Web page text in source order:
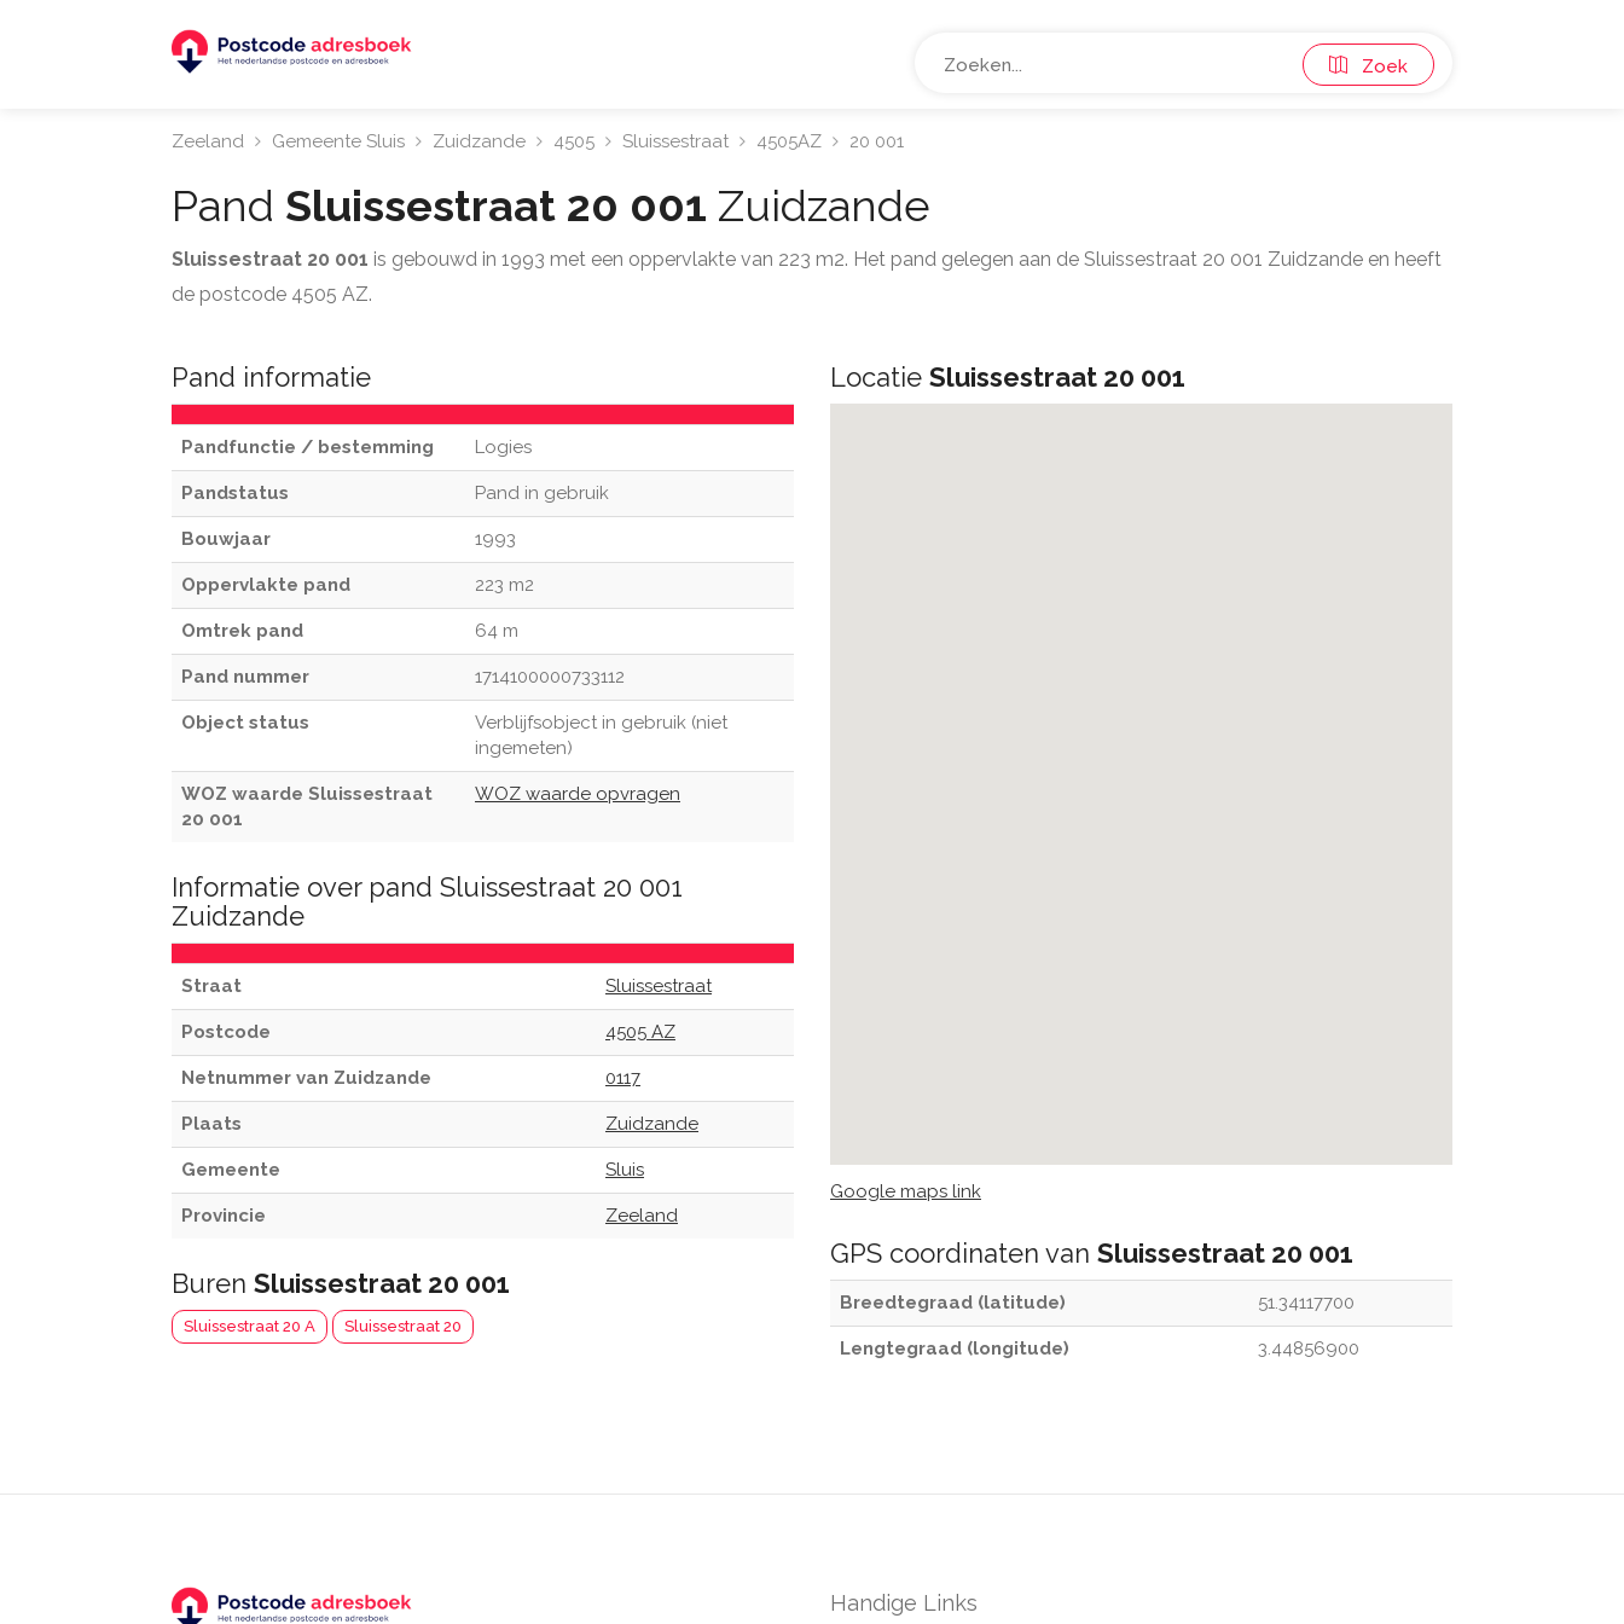
Zoek
Zeeland Gemeente Sluis Zuidzande 4505 Sluissestraat 4505AZ 20 001
Pand Sluissestraat 20 001 Zuidzande
Sluissestraat 20 001 is gebouwd in 1993 met een oppervlakte van 223 m2. Het pand gelegen aan de Sluissestraat 20 001 Zuidzande en heeft
de postcode 4505 AZ.
Pand informatie
Pandfunctie / bestemming Logies
Pandstatus Pand in gebruik
Bouwjaar 1993
Oppervlakte pand 223 m2
Omtrek pand 64 m
Pand nummer 1714100000733112
Object status
Verblijfsobject in gebruik (niet
ingemeten)
WOZ waarde Sluissestraat
20 001
WOZ waarde opvragen
Informatie over pand Sluissestraat 20 001
Zuidzande
Straat Sluissestraat
Postcode 4505 AZ
Netnummer van Zuidzande 0117
Plaats Zuidzande
Gemeente Sluis
Provincie Zeeland
Buren Sluissestraat 20 001
Sluissestraat 20 A Sluissestraat 20
Locatie Sluissestraat 20 001
Google maps link
GPS coordinaten van Sluissestraat 20 001
Breedtegraad (latitude) 51.34117700
Lengtegraad (longitude) 3.44856900
Handige Links